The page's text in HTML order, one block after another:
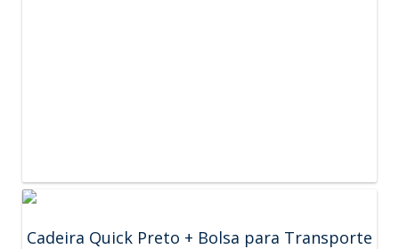
Cadeira Quick Preto + Bolsa para Transporte